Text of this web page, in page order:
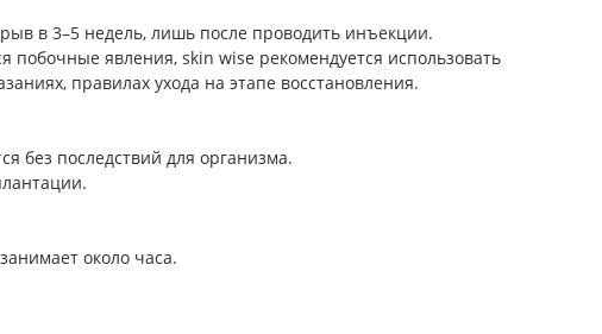
в 3–5 недель, лишь после проводить инъекции.
явления, skin wise рекомендуется использовать
правилах ухода на этапе восстановления.
без последствий для организма.
около часа.